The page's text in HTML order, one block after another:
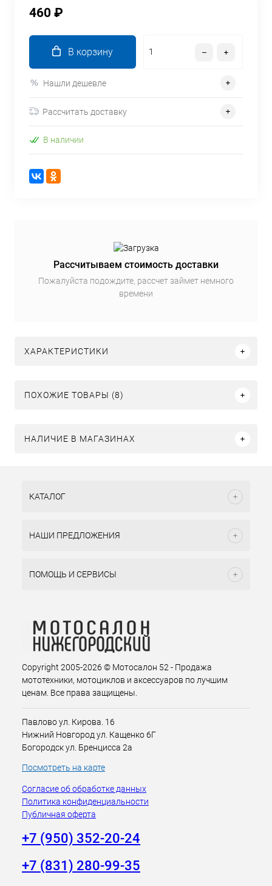
460 ₽
В корзину
Нашли дешевле
Рассчитать доставку
В наличии
Рассчитываем стоимость доставки
Пожалуйста подождите, рассчет займет немного
времени
ХАРАКТЕРИСТИКИ
ПОХОЖИЕ ТОВАРЫ (8)
НАЛИЧИЕ В МАГАЗИНАХ
КАТАЛОГ
НАШИ ПРЕДЛОЖЕНИЯ
ПОМОЩЬ И СЕРВИСЫ
Copyright 2005-2026 © Мотосалон 52 - Продажа
мототехники, мотоциклов и аксессуаров по лучшим
ценам. Все права защищены.
Павлово ул. Кирова. 16
Нижний Новгород ул. Кащенко 6Г
Богородск ул. Бренцисса 2а
Посмотреть на карте
Согласие об обработке данных
Политика конфиденциальности
Публичная оферта
+7 (950) 352-20-24
+7 (831) 280-99-35